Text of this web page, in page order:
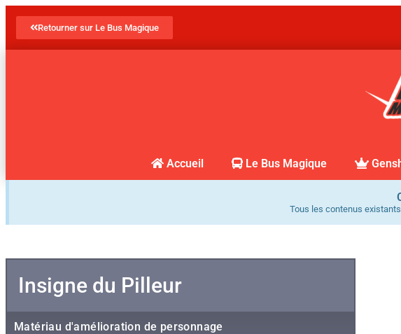
Retourner sur Le Bus Magique
Accueil Le Bus Magique
Tous les contenus
Insigne du Pilleur
Matériau d'amélioration de personnage